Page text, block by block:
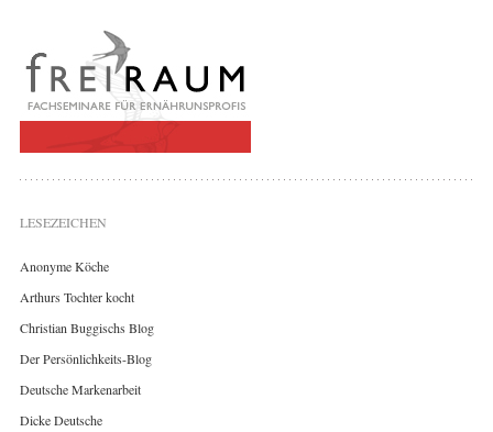
LESEZEICHEN
Anonyme Köche
Arthurs Tochter kocht
Christian Buggischs Blog
Der Persönlichkeits-Blog
Deutsche Markenarbeit
Dicke Deutsche